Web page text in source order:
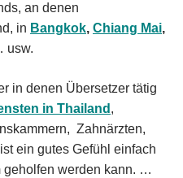
an denen
in Bangkok, Chiang Mai,
usw.
in denen Übersetzer tätig
in Thailand ,
Zahnärzten,
ein gutes Gefühl einfach
geholfen werden kann. …